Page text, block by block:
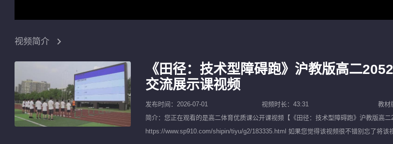
视频简介
《田径：技术型障碍跑》沪教版高二
交流展示课视频
发布时间：2026-07-01 视频时长：43:31
教材
简介：您正在观看的是高二体育优质课公开课视频【 《田径：技术型障碍跑》沪教版高
https://www.sp910.com/shipin/tiyu/g2/183335.html 如果您觉得该视频很不错别忘了将